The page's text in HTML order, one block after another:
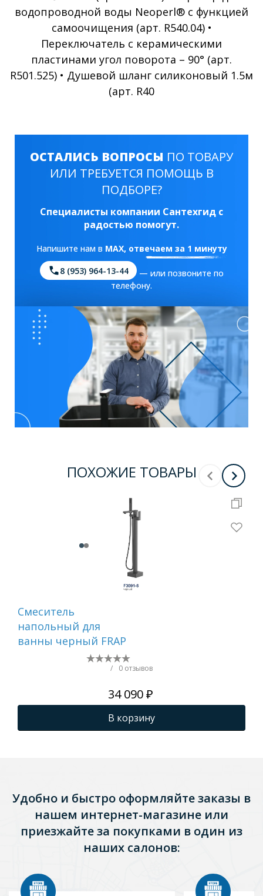
водопроводной воды Neoperl® с функцией
самоочищения (арт. R540.04) •
Переключатель с керамическими
пластинами угол поворота – 90° (арт.
R501.525) • Душевой шланг силиконовый 1.5м
(арт. R40
ОСТАЛИСЬ ВОПРОСЫ ПО ТОВАРУ
ИЛИ ТРЕБУЕТСЯ ПОМОЩЬ В
ПОДБОРЕ?
Специалисты компании Сантехгид с
радостью помогут.
Напишите нам в MAX, отвечаем за 1 минуту
8 (953) 964-13-44
— или позвоните по
телефону.
ПОХОЖИЕ ТОВАРЫ
Смеситель
напольный для
ванны черный FRAP
/ 0 отзывов
34 090 ₽
В корзину
Удобно и быстро оформляйте заказы в
нашем интернет-магазине или
приезжайте за покупками в один из
наших салонов: